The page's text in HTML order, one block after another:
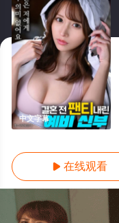
中文字幕
 在线观看